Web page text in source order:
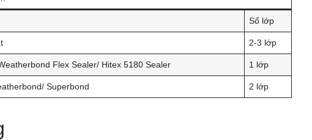
Số lớp
2-3 lớp
Flex Sealer/ Hitex 5180 Sealer 1 lớp
Superbond 2 lớp